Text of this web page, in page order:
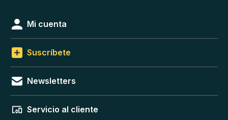
Mi cuenta
Suscríbete
Newsletters
Servicio al cliente